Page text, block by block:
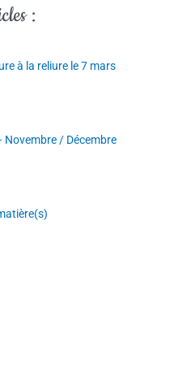
:
à la reliure le 7 mars
Novembre / Décembre